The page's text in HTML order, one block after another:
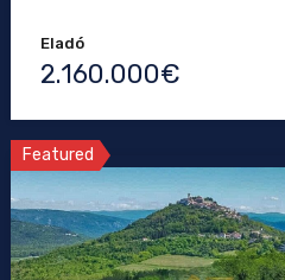
Eladó
2.160.000€
Featured